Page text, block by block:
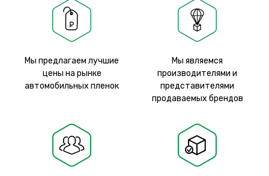
Мы предлагаем лучшие
цены на рынке
автомобильных пленок
Мы являемся
производителями и
представителями
продаваемых брендов